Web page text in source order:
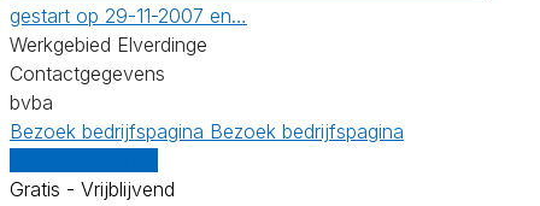
gestart op 29-11-2007 en…
Werkgebied Elverdinge
Contactgegevens
bvba
Bezoek bedrijfspagina Bezoek bedrijfspagina
Gratis - Vrijblijvend